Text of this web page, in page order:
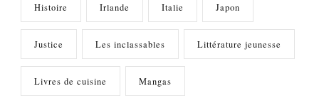
Histoire Irlande Italie Japon
Justice Les inclassables Littérature jeunesse
Livres de cuisine Mangas